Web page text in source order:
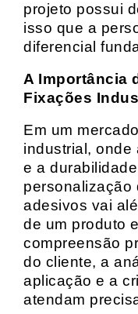
projeto possui
isso que a
diferencial
A Importância
Fixações
Em um
industrial, onde
e a
personalização
adesivos vai
de um produto
compreensão
do cliente, a
aplicação e a
atendam